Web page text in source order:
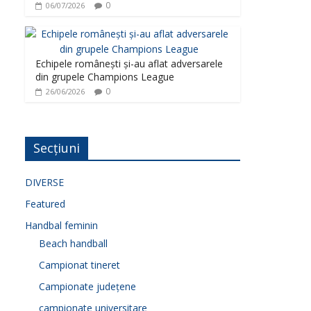
06/07/2026 0
Echipele românești și-au aflat adversarele
din grupele Champions League
26/06/2026 0
Secțiuni
DIVERSE
Featured
Handbal feminin
Beach handball
Campionat tineret
Campionate județene
campionate universitare